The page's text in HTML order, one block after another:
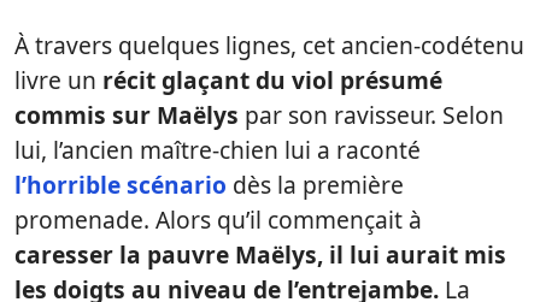
À travers quelques lignes, cet ancien-codétenu
livre un récit glaçant du viol présumé
commis sur Maëlys par son ravisseur. Selon
lui, l’ancien maître-chien lui a raconté
l’horrible scénario dès la première
promenade. Alors qu’il commençait à
caresser la pauvre Maëlys, il lui aurait mis
les doigts au niveau de l’entrejambe. La